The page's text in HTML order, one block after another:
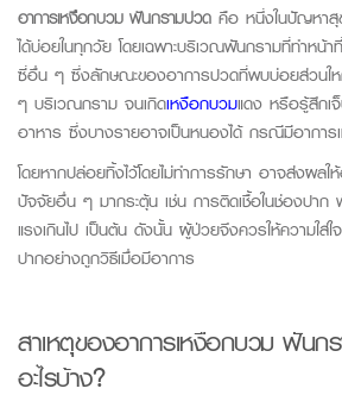
อาการเหงือกบวม ฟันกรามปวด คือ หนึ่งในปัญหา
ได้บ่อยในทุกวัย โดยเฉพาะบริเวณฟันกรามที่ทำหน้
ซี่อื่น ๆ ซึ่งลักษณะของอาการปวดที่พบบ่อยส่วนใ
ๆ บริเวณกราม จนเกิดเหงือกบวมแดง หรือรู้สึกเ
อาหาร ซึ่งบางรายอาจเป็นหนองได้ กรณีมีอาการ
โดยหากปล่อยทิ้งไว้โดยไม่ทำการรักษา อาจส่งผลใ
ปัจจัยอื่น ๆ มากระตุ้น เช่น การติดเชื้อในช่องปา
แรงเกินไป เป็นต้น ดังนั้น ผู้ป่วยจึงควรให้ความใส่ใ
ปากอย่างถูกวิธีเมื่อมีอาการ
สาเหตของอาการเหงือกบวม ฟันก
อะไรบ้าง?